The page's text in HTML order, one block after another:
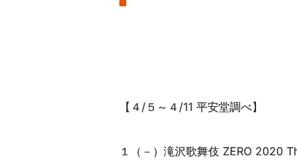
【４/５～４/11 平安堂調べ】
１（－）滝沢歌舞伎 ZERO 2020